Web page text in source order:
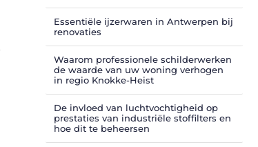
Essentiële ijzerwaren in Antwerpen bij
renovaties
Waarom professionele schilderwerken
de waarde van uw woning verhogen
in regio Knokke-Heist
De invloed van luchtvochtigheid op
prestaties van industriële stoffilters en
hoe dit te beheersen